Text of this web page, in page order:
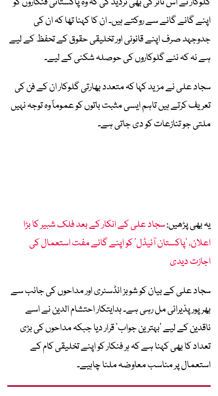
اپنے گانے گانے سے روکتے ہیں۔ ان کا کہنا تھا کہ ان کی
جدوجہد صرف اپنے قانونی اور تخلیقی حقوق کے تحفظ کے لیے
ہے نہ کہ نئے گلوکاروں کی حوصلہ شکنی کے لیے۔
سجاد علی نے مزید کہا کہ متعدد بھارتی گلوکار ان کے فن کی
تعریف کرتے ہیں تاہم ایسی مثبت باتوں کو عموماً وہ توجہ نہیں
ملتی جو تنازعات کو دی جاتی ہے۔
یہ بھی پڑھیں:سجاد علی کے انکار کے بعد فلک شبیر کا بڑا
اعلان، ’پاکستان آئیڈل‘ کو اپنے گانے مفت استعمال کی
اجازت دیدی
سجاد علی کے بیان کو شوبز انڈسٹری اور مداحوں کی جانب سے
بھرپور پذیرائی مل رہی ہے۔ ہدایتکار احتشام الدین نے اسے
ناقدین کے لیے ’بہترین جواب‘ قرار دیا جبکہ مداحوں کی بڑی
تعداد کا بھی کہنا ہے کہ ہر فنکار کو اپنے تخلیقی کام کے
استعمال پر مناسب معاوضہ ملنا چاہیے۔